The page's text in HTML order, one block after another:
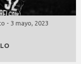
- 3 mayo, 2023